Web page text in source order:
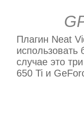
Плагин Neat
случае это
650 Ti и